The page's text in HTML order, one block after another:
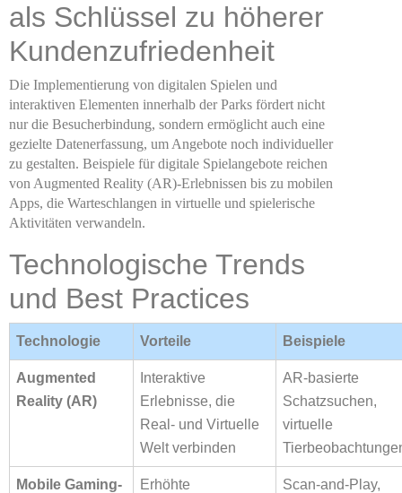
als Schlüssel zu höherer
Kundenzufriedenheit
Die Implementierung von digitalen Spielen und
interaktiven Elementen innerhalb der Parks fördert nicht
nur die Besucherbindung, sondern ermöglicht auch eine
gezielte Datenerfassung, um Angebote noch individueller
zu gestalten. Beispiele für digitale Spielangebote reichen
von Augmented Reality (AR)-Erlebnissen bis zu mobilen
Apps, die Warteschlangen in virtuelle und spielerische
Aktivitäten verwandeln.
Technologische Trends
und Best Practices
Technologie Vorteile Beispiele
Augmented
Reality (AR)
Interaktive
Erlebnisse, die
Real- und Virtuelle
Welt verbinden
AR-basierte
Schatzsuchen,
virtuelle
Mobile Gaming-
Erhöhte
Scan-and-Play,